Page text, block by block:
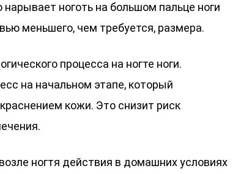
ноготь на большом пальце ноги
меньшего, чем требуется, размера.
процесса на ногте ноги.
на начальном этапе, который
кожи. Это снизит риск
ногтя действия в домашних условиях